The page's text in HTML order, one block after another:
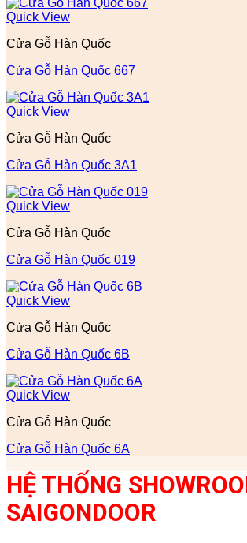
Quick View
Cửa Gỗ Hàn Quốc
Cửa Gỗ Hàn Quốc 667
Quick View
Cửa Gỗ Hàn Quốc
Cửa Gỗ Hàn Quốc 3A1
Quick View
Cửa Gỗ Hàn Quốc
Cửa Gỗ Hàn Quốc 019
Quick View
Cửa Gỗ Hàn Quốc
Cửa Gỗ Hàn Quốc 6B
Quick View
Cửa Gỗ Hàn Quốc
Cửa Gỗ Hàn Quốc 6A
HỆ THỐNG
SAIGONDOOR